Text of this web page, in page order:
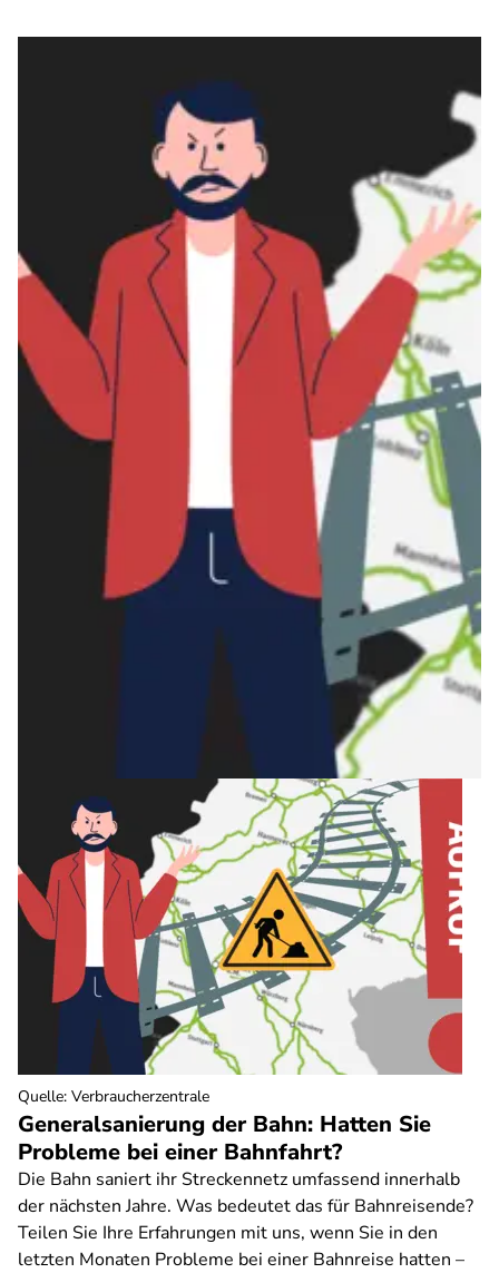
Generalsanierung der Bahn: Hatten Sie
Probleme bei einer Bahnfahrt?
Die Bahn saniert ihr Streckennetz umfassend innerhalb
der nächsten Jahre. Was bedeutet das für Bahnreisende?
Teilen Sie Ihre Erfahrungen mit uns, wenn Sie in den
letzten Monaten Probleme bei einer Bahnreise hatten –
Quelle: Verbraucherzentrale